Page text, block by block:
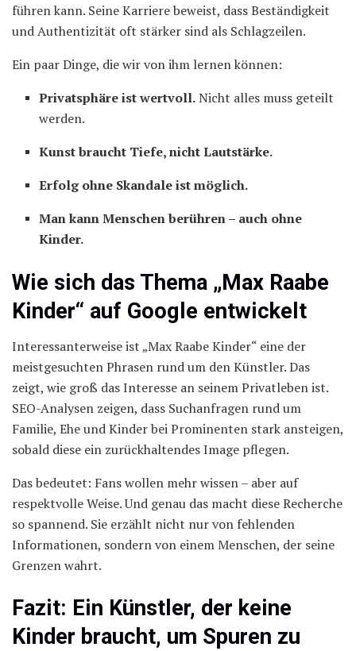
führen kann. Seine Karriere beweist, dass Beständigkeit
und Authentizität oft stärker sind als Schlagzeilen.
Ein paar Dinge, die wir von ihm lernen können:
Privatsphäre ist wertvoll.Nicht alles muss geteilt
werden.
Kunst braucht Tiefe, nicht Lautstärke.
Erfolg ohne Skandale ist möglich.
Man kann Menschen berühren – auch ohne
Kinder.
Wie sich das Thema „Max Raabe
Kinder“ auf Google entwickelt
Interessanterweise ist „Max Raabe Kinder“ eine der
meistgesuchten Phrasen rund um den Künstler. Das
zeigt, wie groß das Interesse an seinem Privatleben ist.
SEO-Analysen zeigen, dass Suchanfragen rund um
Familie, Ehe und Kinder bei Prominenten stark ansteigen,
sobald diese ein zurückhaltendes Image pflegen.
Das bedeutet: Fans wollen mehr wissen – aber auf
respektvolle Weise. Und genau das macht diese Recherche
so spannend. Sie erzählt nicht nur von fehlenden
Informationen, sondern von einem Menschen, der seine
Grenzen wahrt.
Fazit: Ein Künstler, der keine
Kinder braucht, um Spuren zu